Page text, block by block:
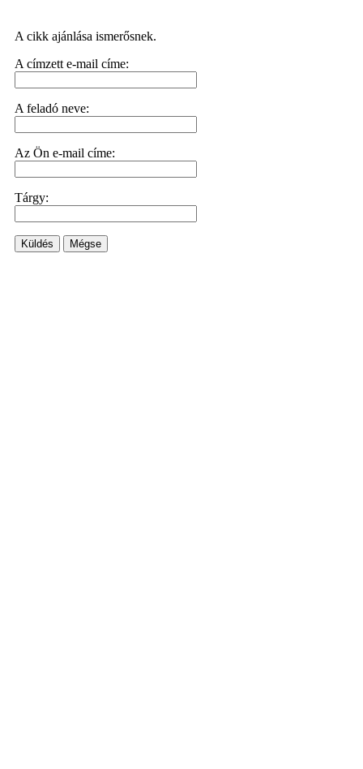
A cikk ajánlása ismerősnek.
A címzett e-mail címe:
A feladó neve:
Az Ön e-mail címe:
Tárgy:
Küldés Mégse